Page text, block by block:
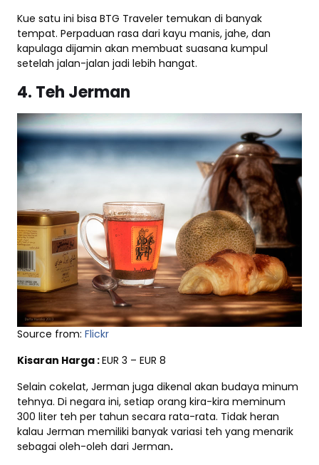
Kue satu ini bisa BTG Traveler temukan di banyak
tempat. Perpaduan rasa dari kayu manis, jahe, dan
kapulaga dijamin akan membuat suasana kumpul
setelah jalan-jalan jadi lebih hangat.
4. Teh Jerman
Source from: Flickr
Kisaran Harga :EUR 3 – EUR 8
Selain cokelat, Jerman juga dikenal akan budaya minum
tehnya. Di negara ini, setiap orang kira-kira meminum
300 liter teh per tahun secara rata-rata. Tidak heran
kalau Jerman memiliki banyak variasi teh yang menarik
sebagai oleh-oleh dari Jerman.